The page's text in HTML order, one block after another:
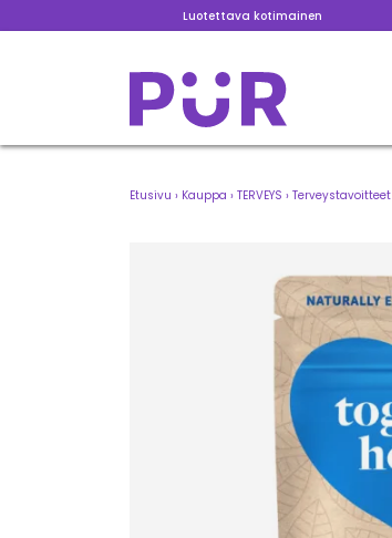
Luotettava kotimainen
Etusivu › Kauppa › TERVEYS › Terveystavoitteet